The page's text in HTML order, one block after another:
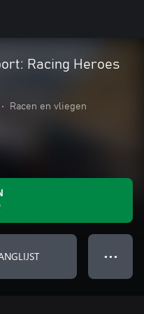
Racing Heroes
• Racen en vliegen
● ● ●